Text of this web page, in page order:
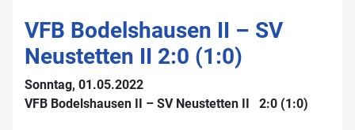
VFB Bodelshausen II – SV
Neustetten II 2:0 (1:0)
Sonntag, 01.05.2022
VFB Bodelshausen II – SV Neustetten II 2:0 (1:0)